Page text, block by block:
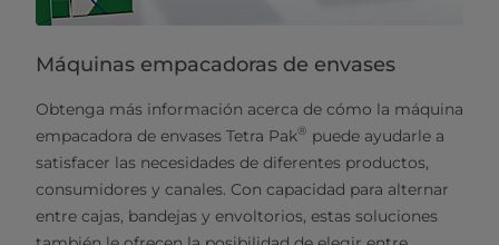
Máquinas empacadoras de envases
Obtenga más información acerca de cómo la máquina
empacadora de envases Tetra Pak® puede ayudarle a
satisfacer las necesidades de diferentes productos,
consumidores y canales. Con capacidad para alternar
entre cajas, bandejas y envoltorios, estas soluciones